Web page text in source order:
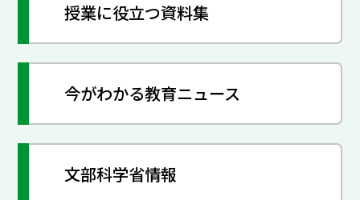
授業に役立つ資料集
今がわかる教育ニュース
文部科学省情報